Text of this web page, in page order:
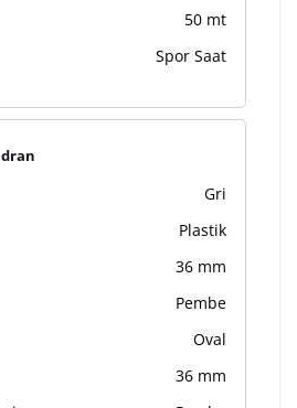
50 mt
Spor Saat
Gri
Plastik
36 mm
Pembe
Oval
36 mm